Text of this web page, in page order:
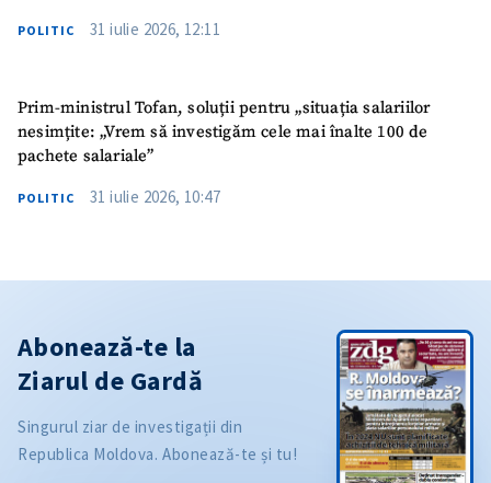
POLITIC 31 iulie 2026, 12:11
Prim-ministrul Tofan, soluții pentru „situația salariilor
nesimțite: „Vrem să investigăm cele mai înalte 100 de
pachete salariale”
POLITIC 31 iulie 2026, 10:47
Abonează-te la
Ziarul de Gardă
Singurul ziar de investigații din
Republica Moldova. Abonează-te și tu!